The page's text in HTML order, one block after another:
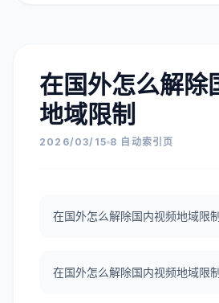
在国外怎么解除
地域限制
2026/03/15 8 自动索引页
在国外怎么解除国内视频地域限
在国外怎么解除国内视频地域限